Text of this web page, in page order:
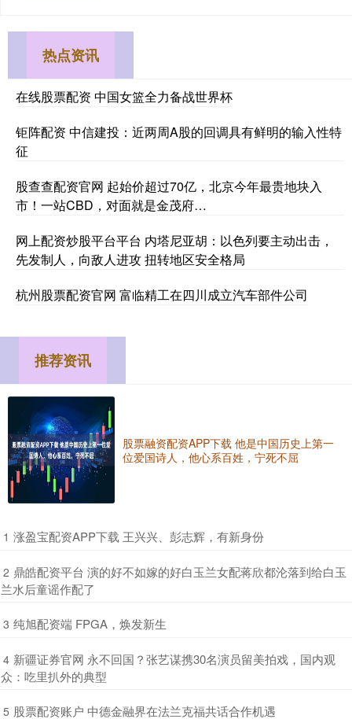
热点资讯
在线股票配资 中国女篮全力备战世界杯
钜阵配资 中信建投：近两周A股的回调具有鲜明的输入性特
征
股查查配资官网 起始价超过70亿，北京今年最贵地块入
市！一站CBD，对面就是金茂府…
网上配资炒股平台平台 内塔尼亚胡：以色列要主动出击，
先发制人，向敌人进攻 扭转地区安全格局
杭州股票配资官网 富临精工在四川成立汽车部件公司
推荐资讯
股票融资配资APP下载 他是中国历史上第一
位爱国诗人，他心系百姓，宁死不屈
1 ​涨盈宝配资APP下载 王兴兴、彭志辉，有新身份
2 ​鼎皓配资平台 演的好不如嫁的好白玉兰女配蒋欣都沦落到给白玉
兰水后童谣作配了
3 ​纯旭配资端 FPGA，焕发新生
4 ​新疆证券官网 永不回国？张艺谋携30名演员留美拍戏，国内观
众：吃里扒外的典型
5 ​股票配资账户 中德金融界在法兰克福共话合作机遇